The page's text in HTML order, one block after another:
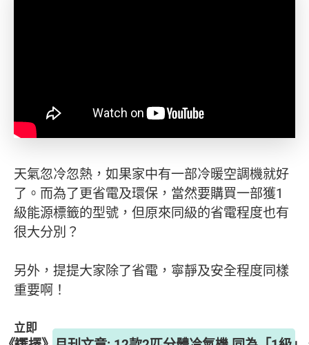
天氣忽冷忽熱，如果家中有一部冷暖空調機就好
了。而為了更省電及環保，當然要購買一部獲1
級能源標籤的型號，但原來同級的省電程度也有
很大分別？
另外，提提大家除了省電，寧靜及安全程度同樣
重要啊！
立即